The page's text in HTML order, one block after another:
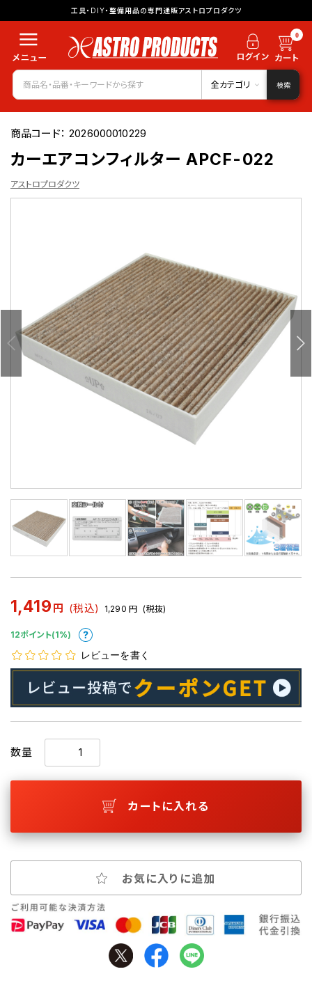
工具・DIY・整備用品の専門通販アストロプロダクツ
0
全カテゴリ 検索
商品コード：2026000010229
カーエアコンフィルター APCF-022
アストロプロダクツ
1,419 円 (税込) 1,290 円 (税抜)
12ポイント(1%)
レビューを書く
数量
カートに入れる
お気に入りに追加